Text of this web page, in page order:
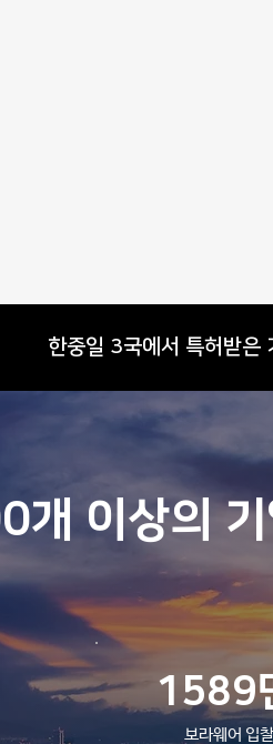
웨어 솔루션 업데
한중일 3국에서 특허받은
개 이상의
1589
보라웨어 입